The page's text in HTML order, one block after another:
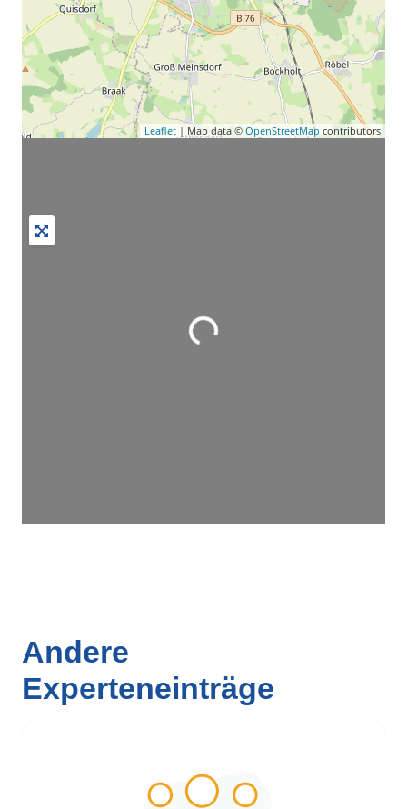
Leaflet | Map data © OpenStreetMap contributors
Wird geladen …
Andere
Experteneinträge